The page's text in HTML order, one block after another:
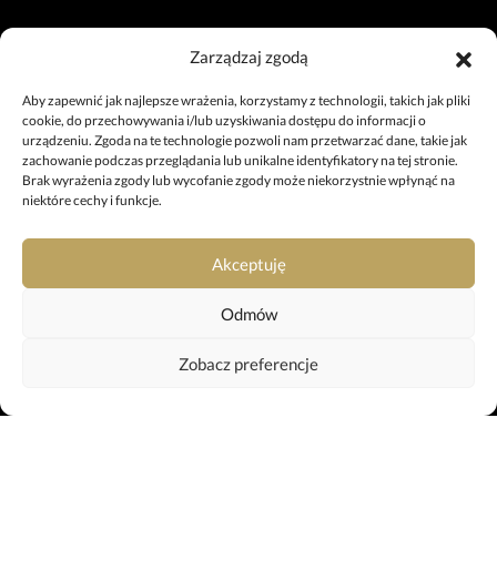
Zarządzaj zgodą
Aby zapewnić jak najlepsze wrażenia, korzystamy z technologii, takich jak pliki
cookie, do przechowywania i/lub uzyskiwania dostępu do informacji o
urządzeniu. Zgoda na te technologie pozwoli nam przetwarzać dane, takie jak
zachowanie podczas przeglądania lub unikalne identyfikatory na tej stronie.
Brak wyrażenia zgody lub wycofanie zgody może niekorzystnie wpłynąć na
niektóre cechy i funkcje.
Akceptuję
Odmów
Zobacz preferencje
ul. 11 Listopada 7, 64-920 Piła
+48 67 212 25 99
pila@uslugipogrzebowe.pila.pl
ODDZIAŁ W TRZCIANCE
trzcianka@uslugipogrzebowe.pila.pl
ul. Gliniana 11, 64-920 Piła